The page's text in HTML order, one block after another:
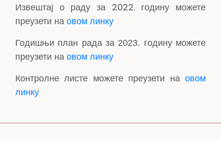
Извештај о раду за 2022.
годину можете
преузети на овом линку
Годишњи план рада за 2023. годину можете
преузети на овом линку
Контролне листе можете преузети на овом
линку